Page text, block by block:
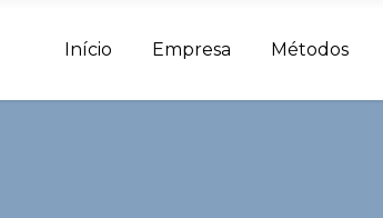
Início Empresa Métodos